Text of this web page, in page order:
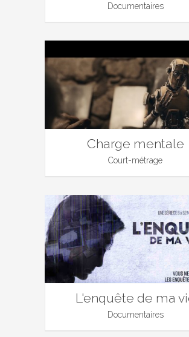
Documentaires
Charge mentale
Court-métrage
L'enquête de ma
Documentaires